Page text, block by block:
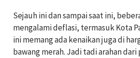
‎‎Sejauh ini dan sampai saat ini,
mengalami deflasi, termasuk Kota
ini memang ada kenaikan juga di
bawang merah. Jadi tadi arahan